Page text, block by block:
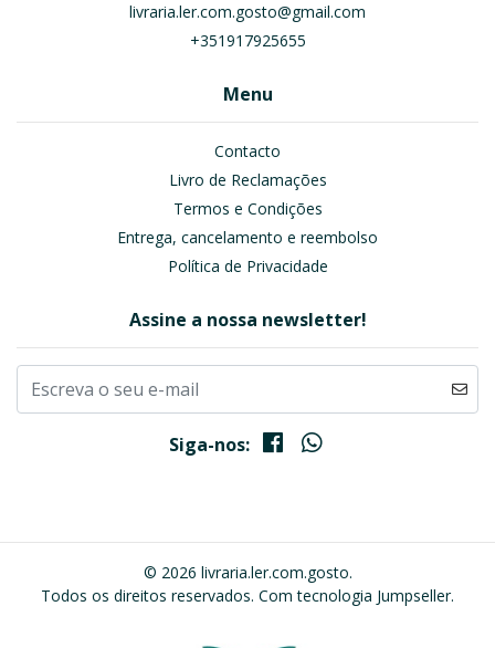
livraria.ler.com.gosto@gmail.com
+351917925655
Menu
Contacto
Livro de Reclamações
Termos e Condições
Entrega, cancelamento e reembolso
Política de Privacidade
Assine a nossa newsletter!
Siga-nos:
© 2026 livraria.ler.com.gosto.
Todos os direitos reservados. Com tecnologia Jumpseller.